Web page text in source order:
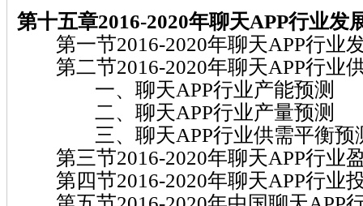
第十五章2016-2020年聊天APP行业发
第一节2016-2020年聊天APP行业
第二节2016-2020年聊天APP行业
一、聊天APP行业产能预测
二、聊天APP行业产量预测
三、聊天APP行业供需平衡预
第三节2016-2020年聊天APP行业
第四节2016-2020年聊天APP行业